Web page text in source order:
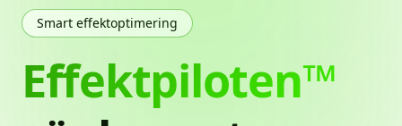
Smart effektoptimering
Effektpiloten™